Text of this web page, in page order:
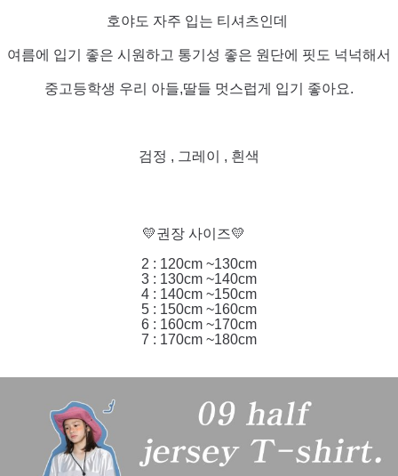
호야도 자주 입는 티셔츠인데
여름에 입기 좋은 시원하고 통기성 좋은 원단에 핏도 넉넉해서
중고등학생 우리 아들,딸들 멋스럽게 입기 좋아요.
검정 , 그레이 , 흰색
💛권장 사이즈💛
2 : 120cm ~130cm
3 : 130cm ~140cm
4 : 140cm ~150cm
5 : 150cm ~160cm
6 : 160cm ~170cm
7 : 170cm ~180cm